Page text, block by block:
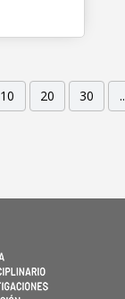
10 20 30